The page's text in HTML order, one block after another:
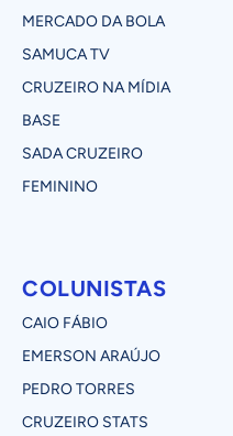
MERCADO DA BOLA
SAMUCA TV
CRUZEIRO NA MÍDIA
BASE
SADA CRUZEIRO
FEMININO
COLUNISTAS
CAIO FÁBIO
EMERSON ARAÚJO
PEDRO TORRES
CRUZEIRO STATS